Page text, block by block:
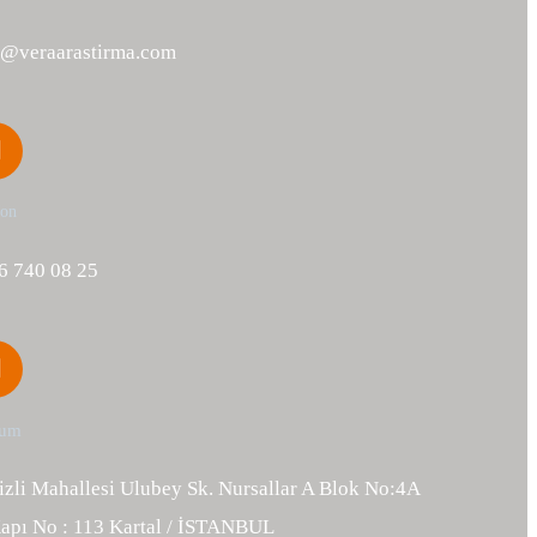
740 08 25
Mahallesi Ulubey Sk. Nursallar A Blok No:4A
No : 113 Kartal / İSTANBUL